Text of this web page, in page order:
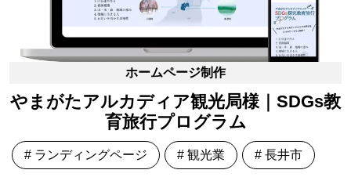
ホームページ制作
やまがたアルカディア観光局様｜SDGs教
育旅行プログラム
# ランディングページ # 観光業 # 長井市